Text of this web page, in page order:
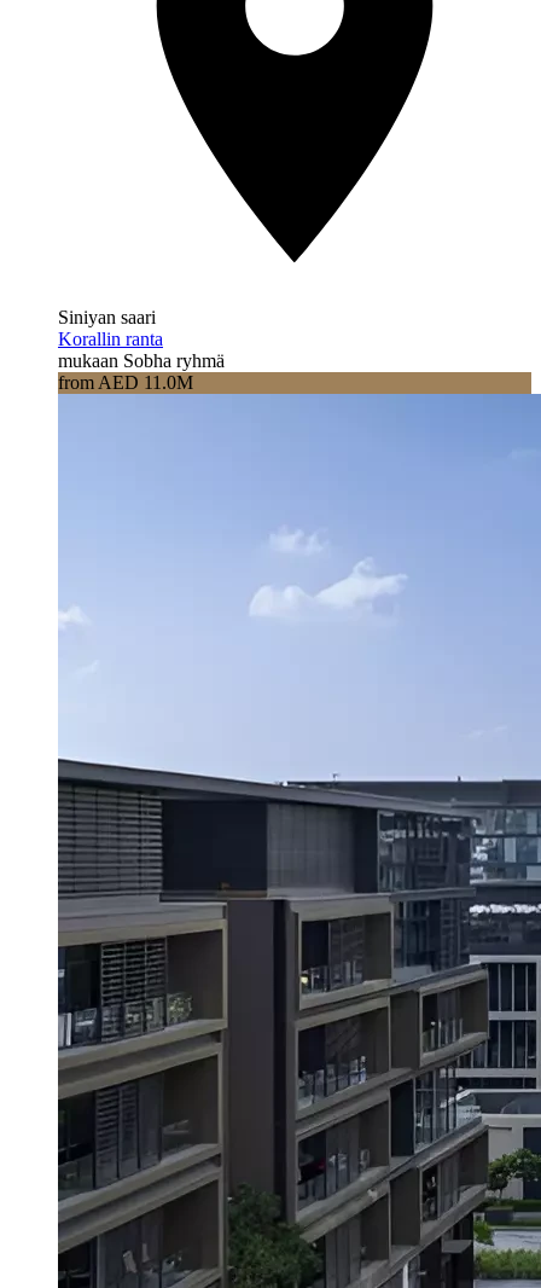
Siniyan saari
Korallin ranta
mukaan Sobha ryhmä
from AED 11.0M